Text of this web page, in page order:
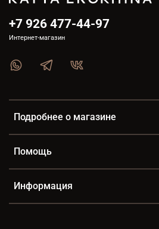
Подробнее о магазине
Помощь
Информация
+7 926 477-44-97
Интернет-магазин